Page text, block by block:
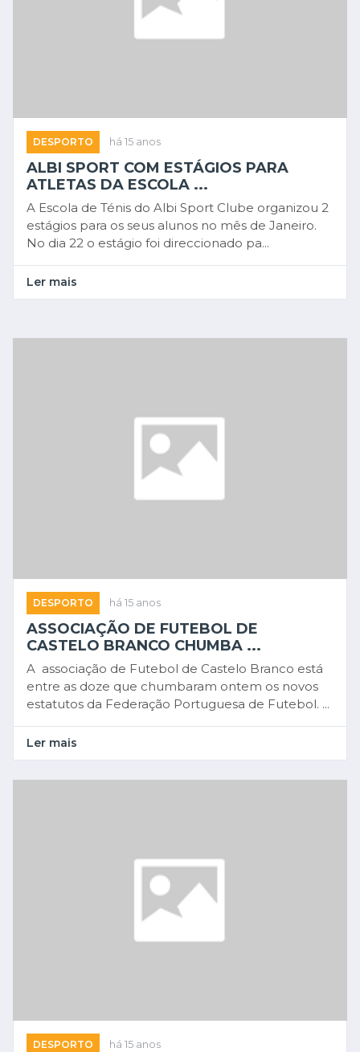
DESPORTO há 15 anos
ALBI SPORT COM ESTÁGIOS PARA
ATLETAS DA ESCOLA ...
A Escola de Ténis do Albi Sport Clube organizou 2
estágios para os seus alunos no mês de Janeiro.
No dia 22 o estágio foi direccionado pa...
Ler mais
DESPORTO há 15 anos
ASSOCIAÇÃO DE FUTEBOL DE
CASTELO BRANCO CHUMBA ...
A associação de Futebol de Castelo Branco está
entre as doze que chumbaram ontem os novos
estatutos da Federação Portuguesa de Futebol. ...
Ler mais
DESPORTO há 15 anos